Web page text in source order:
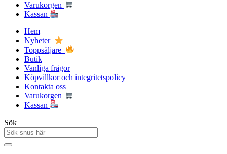
Varukorgen
Kassan
Hem
Nyheter
Toppsäljare
Butik
Vanliga frågor
Köpvillkor och integritetspolicy
Kontakta oss
Varukorgen
Kassan
Sök